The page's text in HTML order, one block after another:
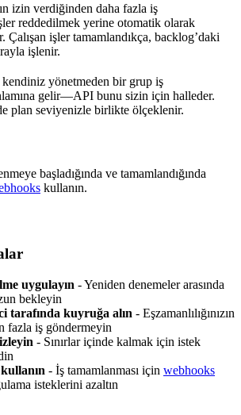
izin verdiğinden daha fazla iş
reddedilmek yerine otomatik olarak
Çalışan işler tamamlandıkça, backlog’daki
işlenir.
kendiniz yönetmeden bir grup iş
gelir—API bunu sizin için halleder.
plan seviyenizle birlikte ölçeklenir.
başladığında ve tamamlandığında
kullanın.
uygulayın - Yeniden denemeler arasında
bekleyin
tarafında kuyruğa alın - Eşzamanlılığınızın
fazla iş göndermeyin
- Sınırlar içinde kalmak için istek
- İş tamamlanması için webhooks
isteklerini azaltın